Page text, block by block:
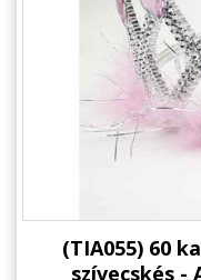
(TIA055) 60
szívecskés -